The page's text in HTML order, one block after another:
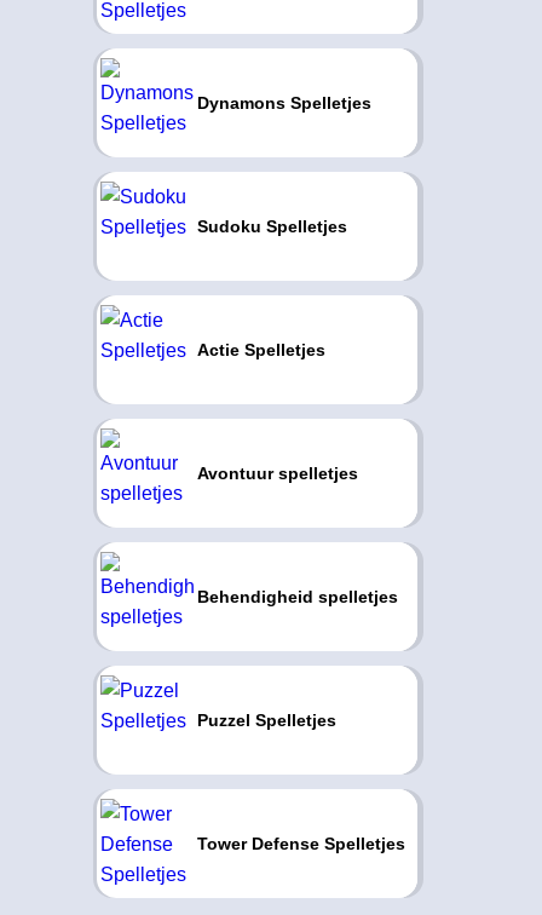
Dynamons Spelletjes
Sudoku Spelletjes
Actie Spelletjes
Avontuur spelletjes
Behendigheid spelletjes
Puzzel Spelletjes
Tower Defense Spelletjes